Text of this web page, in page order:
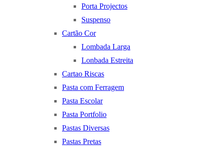
Porta Projectos
Suspenso
Cartão Cor
Lombada Larga
Lonbada Estreita
Cartao Riscas
Pasta com Ferragem
Pasta Escolar
Pasta Portfolio
Pastas Diversas
Pastas Pretas